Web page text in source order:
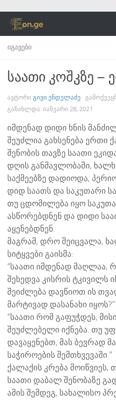
Skip to content
ᲘᲒᲐᲕᲔᲑᲘ
საათი კოშკზე –
ᲐᲕᲢᲝᲠᲘ ᲒᲘᲕᲘ ᲔᲜᲓᲔᲚᲐᲫᲔ ·
ᲒᲐᲜᲐᲮᲚᲓᲐ: ᲘᲐᲜᲕᲐᲠᲘ 28, 2021
იმდენად დიდი ხნის
შეუძლია გახსენება ერთი
შენობის თავზე საათი
დღის განმავლობაში,
საქმეებზე დადიოდა,
დიდ საათს და საკუთარი
თუ ცდომილება იყო
ასწორებდნენ და დიდი
აყენებდნენ.
მაგრამ, დრო შეიცვალა,
სიტყვები გაისმა:
“საათი იმდენად მაღლაა,
შეხედვა კისრის ტკივილს
შეიძლება დავწიოთ ის
მარტივად დასანახი იყოს?”
“საათი რომ გაფუჭდეს,
შეუძლებელი იქნება. თუ
დავაყენებთ, მას ბევრად
საჭიროების შემთხვევაში.”
ქალაქის კრება მოიწვიეს,
საათი დაბალ შენობაზე
ამის შემდეგ, სახალისო